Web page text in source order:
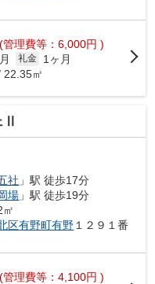
(管理費等：6,000円 )
礼金
1ヶ月
22.35㎡
Ⅱ
社 」駅 徒歩17分
場 」駅 徒歩19分
区有野町有野 １２９１番
(管理費等：4,100円 )